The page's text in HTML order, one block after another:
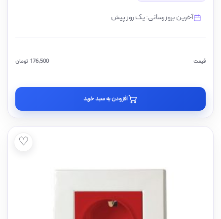
آخرین بروزرسانی: یک روز پیش
قیمت تومان 176,500
افزودن به سبد خرید
♡